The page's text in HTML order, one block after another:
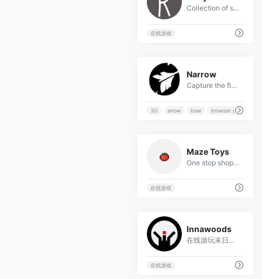
Collection of silly little games, gadgets and other stuff.
在线游戏
Narrow
Capture the flag medieval style!
3D arrow bow browser game
Maze Toys
One stop shop for maze challenges
在线游戏
Innawoods
在线游玩末日生存军备变装小游戏，只需要一个任务，接下来就是安逸的搭配属于你的装备了！
在线游戏